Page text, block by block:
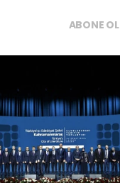
ABONE OL